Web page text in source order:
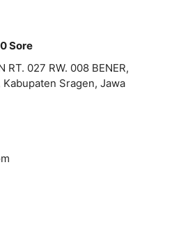
Sore
RT. 027 RW. 008 BENER,
Kabupaten Sragen, Jawa